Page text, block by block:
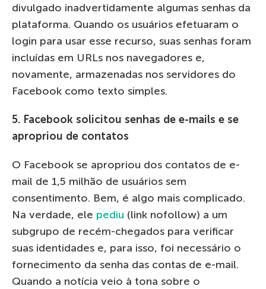
divulgado inadvertidamente algumas senhas da
plataforma. Quando os usuários efetuaram o
login para usar esse recurso, suas senhas foram
incluídas em URLs nos navegadores e,
novamente, armazenadas nos servidores do
Facebook como texto simples.
5. Facebook solicitou senhas de e-mails e se
apropriou de contatos
O Facebook se apropriou dos contatos de e-
mail de 1,5 milhão de usuários sem
consentimento. Bem, é algo mais complicado.
Na verdade, ele pediu (link nofollow) a um
subgrupo de recém-chegados para verificar
suas identidades e, para isso, foi necessário o
fornecimento da senha das contas de e-mail.
Quando a notícia veio à tona sobre o